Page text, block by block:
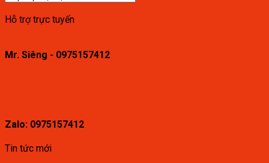
Hỗ trợ trực tuyến
Mr. Siêng - 0975157412
Zalo: 0975157412
Tin tức mới